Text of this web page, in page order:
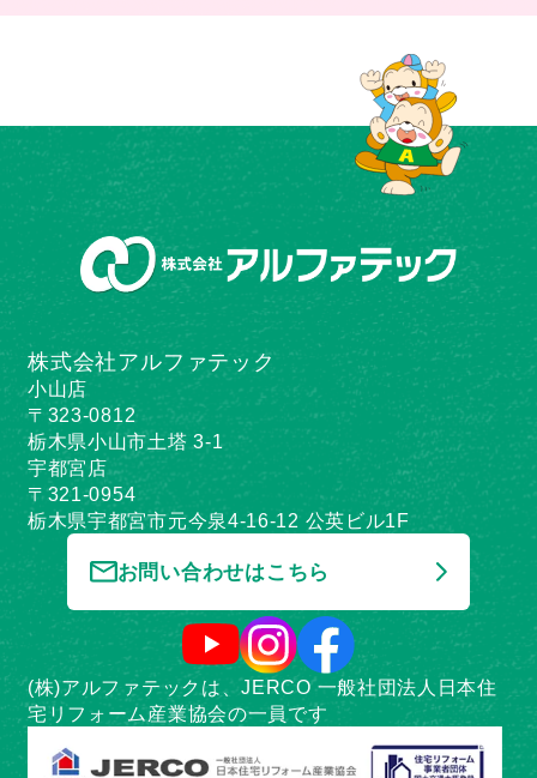
株式会社アルファテック
小山店
〒323-0812
栃木県小山市土塔 3-1
宇都宮店
〒321-0954
栃木県宇都宮市元今泉4-16-12 公英ビル1F
お問い合わせはこちら
(株)アルファテックは、JERCO 一般社団法人日本住
宅リフォーム産業協会の一員です